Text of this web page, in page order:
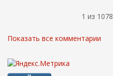
1 из
Показать все комментарии